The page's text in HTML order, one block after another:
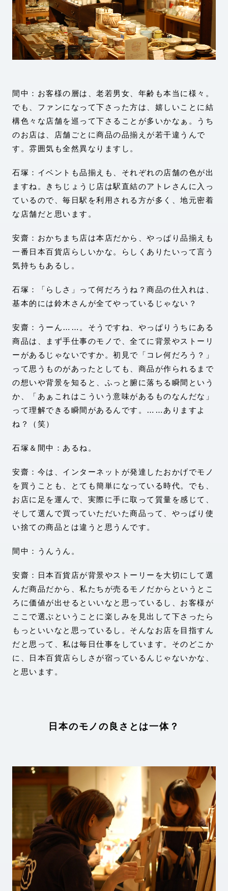
間中：お客様の層は、老若男女、年齢も本当に様々。
でも、ファンになって下さった方は、嬉しいことに結
構色々な店舗を巡って下さることが多いかなぁ。うち
のお店は、店舗ごとに商品の品揃えが若干違うんで
す。雰囲気も全然異なりますし。
石塚：イベントも品揃えも、それぞれの店舗の色が出
ますね。きちじょうじ店は駅直結のアトレさんに入っ
ているので、毎日駅を利用される方が多く、地元密着
な店舗だと思います。
安齋：おかちまち店は本店だから、やっぱり品揃えも
一番日本百貨店らしいかな。らしくありたいって言う
気持ちもあるし。
石塚：「らしさ」って何だろうね？商品の仕入れは、
基本的には鈴木さんが全てやっているじゃない？
安齋：うーん……。そうですね、やっぱりうちにある
商品は、まず手仕事のモノで、全てに背景やストーリ
ーがあるじゃないですか。初見で「コレ何だろう？」
って思うものがあったとしても、商品が作られるまで
の想いや背景を知ると、ふっと腑に落ちる瞬間という
か、「あぁこれはこういう意味があるものなんだな」
って理解できる瞬間があるんです。……ありますよ
ね？（笑）
石塚＆間中：あるね。
安齋：今は、インターネットが発達したおかげでモノ
を買うことも、とても簡単になっている時代。でも、
お店に足を運んで、実際に手に取って質量を感じて、
そして選んで買っていただいた商品って、やっぱり使
い捨ての商品とは違うと思うんです。
間中：うんうん。
安齋：日本百貨店が背景やストーリーを大切にして選
んだ商品だから、私たちが売るモノだからというとこ
ろに価値が出せるといいなと思っているし、お客様が
ここで選ぶということに楽しみを見出して下さったら
もっといいなと思っているし。そんなお店を目指すん
だと思って、私は毎日仕事をしています。そのどこか
に、日本百貨店らしさが宿っているんじゃないかな、
と思います。
日本のモノの良さとは一体？